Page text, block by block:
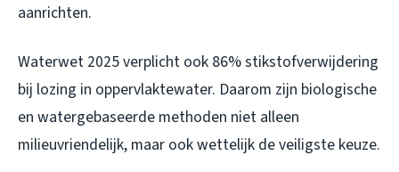
aanrichten.
Waterwet 2025 verplicht ook 86% stikstofverwijdering
bij lozing in oppervlaktewater. Daarom zijn biologische
en watergebaseerde methoden niet alleen
milieuvriendelijk, maar ook wettelijk de veiligste keuze.